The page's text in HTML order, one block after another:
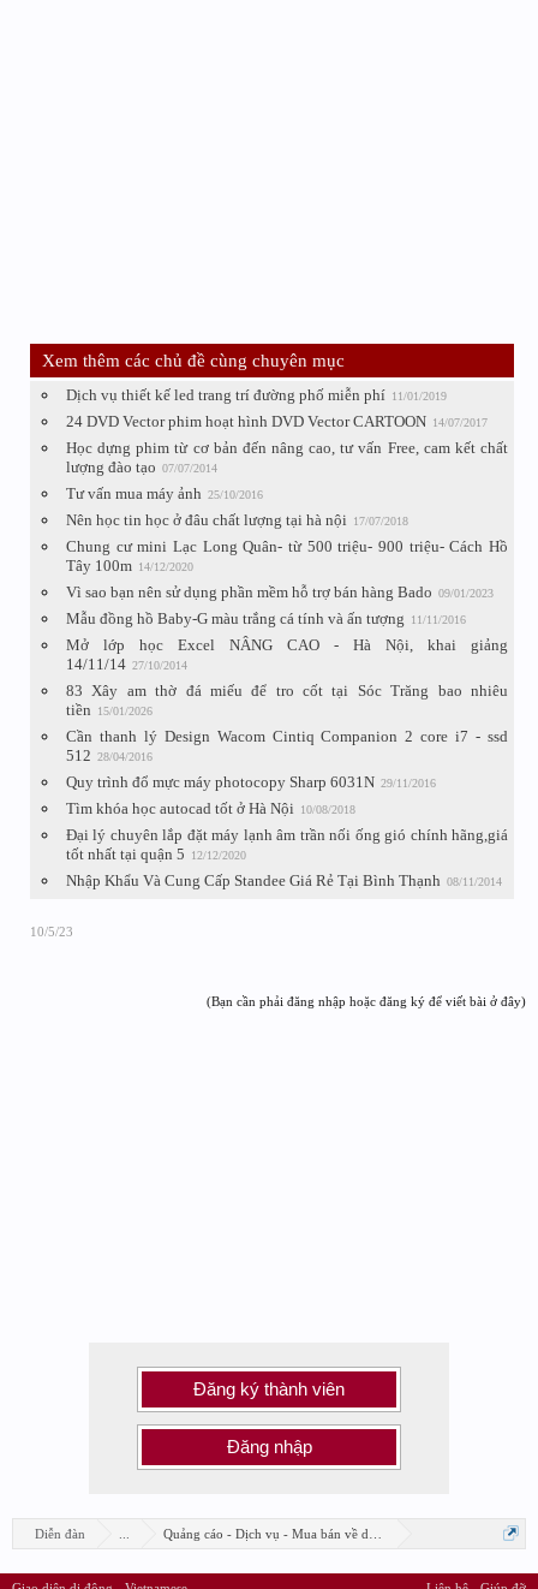
Xem thêm các chủ đề cùng chuyên mục
Dịch vụ thiết kế led trang trí đường phố miễn phí 11/01/2019
24 DVD Vector phim hoạt hình DVD Vector CARTOON 14/07/2017
Học dựng phim từ cơ bản đến nâng cao, tư vấn Free, cam kết chất
lượng đào tạo 07/07/2014
Tư vấn mua máy ảnh 25/10/2016
Nên học tin học ở đâu chất lượng tại hà nội 17/07/2018
Chung cư mini Lạc Long Quân- từ 500 triệu- 900 triệu- Cách Hồ
Tây 100m 14/12/2020
Vì sao bạn nên sử dụng phần mềm hỗ trợ bán hàng Bado 09/01/2023
Mẫu đồng hồ Baby-G màu trắng cá tính và ấn tượng 11/11/2016
Mở lớp học Excel NÂNG CAO - Hà Nội, khai giảng
14/11/14 27/10/2014
83 Xây am thờ đá miếu để tro cốt tại Sóc Trăng bao nhiêu
tiền
15/01/2026
Cần thanh lý Design Wacom Cintiq Companion 2 core i7 - ssd
512 28/04/2016
Quy trình đổ mực máy photocopy Sharp 6031N 29/11/2016
Tìm khóa học autocad tốt ở Hà Nội 10/08/2018
Đại lý chuyên lắp đặt máy lạnh âm trần nối ống gió chính hãng,giá
tốt nhất tại quận 5
12/12/2020
Nhập Khẩu Và Cung Cấp Standee Giá Rẻ Tại Bình Thạnh 08/11/2014
10/5/23
(Bạn cần phải đăng nhập hoặc đăng ký để viết bài ở đây)
Đăng ký thành viên
Đăng nhập
Diễn đàn Quảng cáo - Dịch vụ - Mua bán về design